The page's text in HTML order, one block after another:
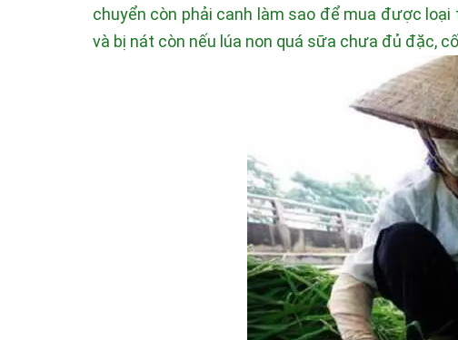
chuyển còn phải canh làm sao để mua được
và bị nát còn nếu lúa non quá sữa chưa đủ đặc,